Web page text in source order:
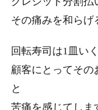
その痛みを和らげ
回転寿司は1皿い
顧客にとってその
と
苦痛を感じてしま